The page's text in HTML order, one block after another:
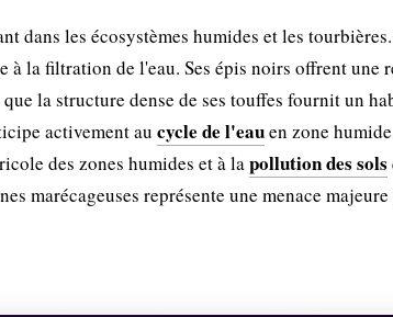
dans les écosystèmes humides et les
la filtration de l'eau. Ses épis noirs offrent une
la structure dense de ses touffes fournit un
activement au cycle de l'eauen zone
des zones humides et à lapollution des sols
marécageuses représente une menace